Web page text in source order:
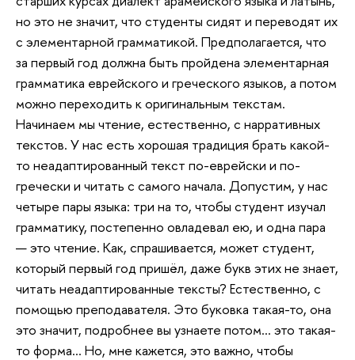
но это не значит, что студенты сидят и переводят их
с элементарной грамматикой. Предполагается, что
за первый год должна быть пройдена элементарная
грамматика еврейского и греческого языков, а потом
можно переходить к оригинальным текстам.
Начинаем мы чтение, естественно, с нарративных
текстов. У нас есть хорошая традиция брать какой-
то неадаптированный текст по-еврейски и по-
гречески и читать с самого начала. Допустим, у нас
четыре пары языка: три на то, чтобы студент изучал
грамматику, постепенно овладевал ею, и одна пара
— это чтение. Как, спрашивается, может студент,
который первый год пришёл, даже букв этих не знает,
читать неадаптированные тексты? Естественно, с
помощью преподавателя. Это буковка такая-то, она
это значит, подробнее вы узнаете потом… это такая-
то форма… Но, мне кажется, это важно, чтобы